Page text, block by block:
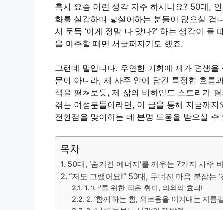
혹시 요즘 이런 생각 자주 하시나요? 50대,
화를 실감하며 낯설어하는 분들이 많으실 겁
서 문득 ‘이게 정말 나 맞나?’ 하는 생각이
을 마주할 때면 서글퍼지기도 했죠.
그런데 말입니다. 우연한 기회에 제가 평생
문이 아니라, 제 사주 안에 담긴 특정한 흐름
책을 펼쳐보듯, 제 삶의 비하인드 스토리가
겪는 여성분들이라면, 이 글을 통해 지금까
전환점을 맞이하는 데 분명 도움을 받으실 수
목차
50대, ‘숨겨진 에너지’를 깨우는 7가지 사주
“저도 그랬어요!” 50대, 무너진 마음 붙잡는 ‘
1. ‘나’를 위한 작은 취미, 의외의 효과!
2. ‘함께’하는 힘, 외로움을 이겨내는 지름길